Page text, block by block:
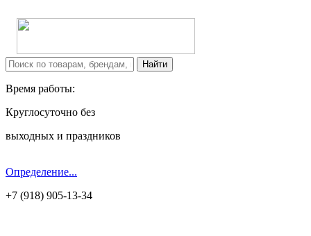
Время работы:
Круглосуточно без
выходных и праздников
Определение...
+7 (918) 905-13-34